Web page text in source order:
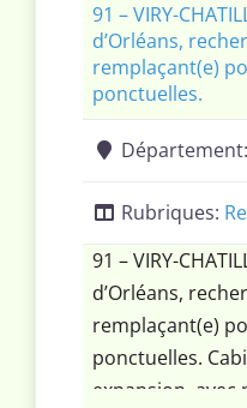
91 – VIRY-
d’Orléans,
remplaçant(e)
ponctuelles.
Département:
Rubriques:
91 – VIRY-
d’Orléans,
remplaçant(e)
ponctuelles.
expansion, avec